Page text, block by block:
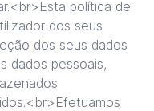
política de
dos seus
dos seus dados
dados pessoais,